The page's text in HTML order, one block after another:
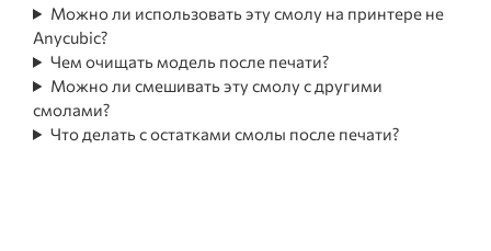
Можно ли использовать эту смолу на принтере не
Anycubic?
Чем очищать модель после печати?
Можно ли смешивать эту смолу с другими
смолами?
Что делать с остатками смолы после печати?